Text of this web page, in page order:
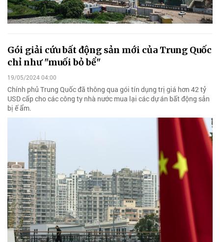
Gói giải cứu bất động sản mới của Trung Quốc
chỉ như "muối bỏ bể"
19/05/2024 04:00
Chính phủ Trung Quốc đã thông qua gói tín dụng trị giá hơn 42 tỷ
USD cấp cho các công ty nhà nước mua lại các dự án bất động sản
bị ế ẩm.